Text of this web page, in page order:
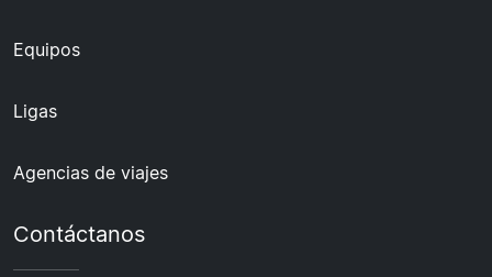
Equipos
Ligas
Agencias de viajes
Contáctanos